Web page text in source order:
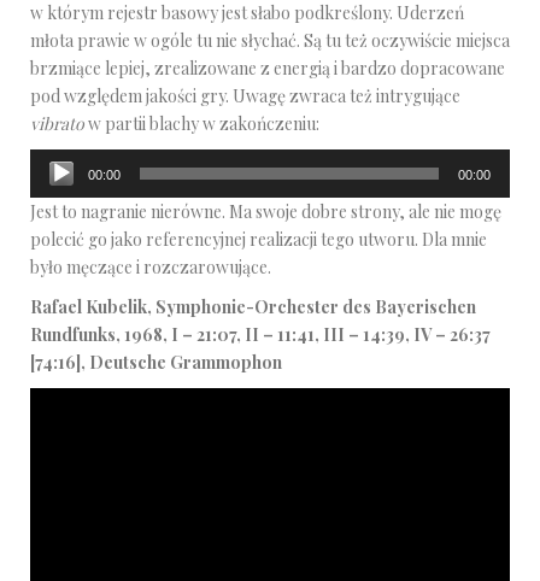
w którym rejestr basowy jest słabo podkreślony. Uderzeń
młota prawie w ogóle tu nie słychać. Są tu też oczywiście miejsca
brzmiące lepiej, zrealizowane z energią i bardzo dopracowane
pod względem jakości gry. Uwagę zwraca też intrygujące
vibratow partii blachy w zakończeniu:
Odtwarzacz
plików
dźwiękowych
00:00 00:00
Jest to nagranie nierówne. Ma swoje dobre strony, ale nie mogę
polecić go jako referencyjnej realizacji tego utworu. Dla mnie
było męczące i rozczarowujące.
Rafael Kubelik, Symphonie-Orchester des Bayerischen
Rundfunks, 1968, I – 21:07, II – 11:41, III – 14:39, IV – 26:37
[74:16], Deutsche Grammophon